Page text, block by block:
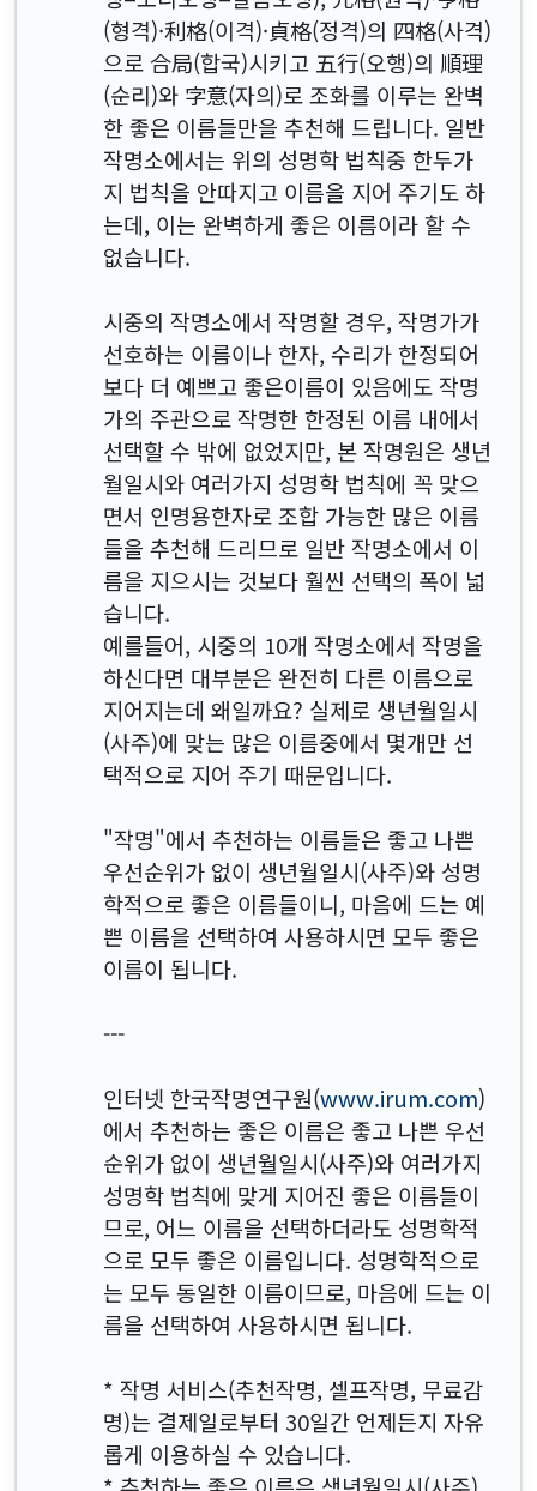
(형격)·利格(이격)·貞格(정격)의 四格(사격)
으로 合局(합국)시키고 五行(오행)의 順理
(순리)와 字意(자의)로 조화를 이루는 완벽
한 좋은 이름들만을 추천해 드립니다. 일반
작명소에서는 위의 성명학 법칙중 한두가
지 법칙을 안따지고 이름을 지어 주기도 하
는데, 이는 완벽하게 좋은 이름이라 할 수
없습니다.
시중의 작명소에서 작명할 경우, 작명가가
선호하는 이름이나 한자, 수리가 한정되어
보다 더 예쁘고 좋은이름이 있음에도 작명
가의 주관으로 작명한 한정된 이름 내에서
선택할 수 밖에 없었지만, 본 작명원은 생년
월일시와 여러가지 성명학 법칙에 꼭 맞으
면서 인명용한자로 조합 가능한 많은 이름
들을 추천해 드리므로 일반 작명소에서 이
름을 지으시는 것보다 훨씬 선택의 폭이 넓
습니다.
예를들어, 시중의 10개 작명소에서 작명을
하신다면 대부분은 완전히 다른 이름으로
지어지는데 왜일까요? 실제로 생년월일시
(사주)에 맞는 많은 이름중에서 몇개만 선
택적으로 지어 주기 때문입니다.
"작명"에서 추천하는 이름들은 좋고 나쁜
우선순위가 없이 생년월일시(사주)와 성명
학적으로 좋은 이름들이니, 마음에 드는 예
쁜 이름을 선택하여 사용하시면 모두 좋은
이름이 됩니다.
---
인터넷 한국작명연구원(www.irum.com)
에서 추천하는 좋은 이름은 좋고 나쁜 우선
순위가 없이 생년월일시(사주)와 여러가지
성명학 법칙에 맞게 지어진 좋은 이름들이
므로, 어느 이름을 선택하더라도 성명학적
으로 모두 좋은 이름입니다. 성명학적으로
는 모두 동일한 이름이므로, 마음에 드는 이
름을 선택하여 사용하시면 됩니다.
* 작명 서비스(추천작명, 셀프작명, 무료감
명)는 결제일로부터 30일간 언제든지 자유
롭게 이용하실 수 있습니다.